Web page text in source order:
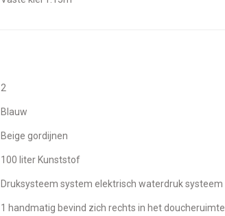
2
Blauw
Beige gordijnen
100 liter Kunststof
Druksysteem system elektrisch waterdruk systeem
1 handmatig bevind zich rechts in het doucheruimte